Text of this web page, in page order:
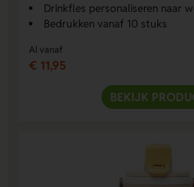
Drinkfles personaliseren naar
Bedrukken vanaf 10 stuks
Al vanaf
€ 11,95
BEKIJK